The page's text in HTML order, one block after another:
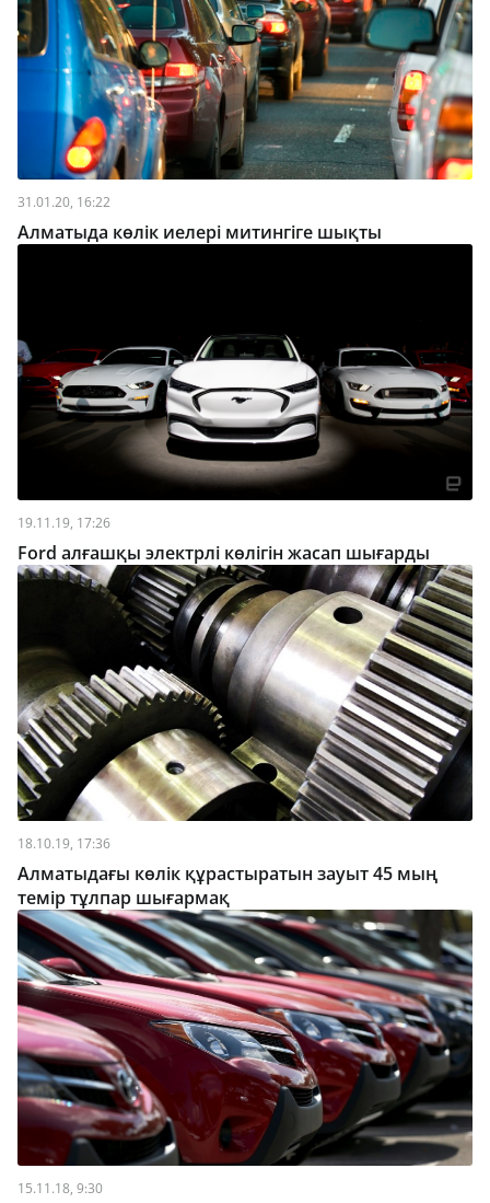
31.01.20, 16:22
Алматыда көлік иелері митингіге шықты
19.11.19, 17:26
Ford алғашқы электрлі көлігін жасап шығарды
18.10.19, 17:36
Алматыдағы көлік құрастыратын зауыт 45 мың
темір тұлпар шығармақ
15.11.18, 9:30